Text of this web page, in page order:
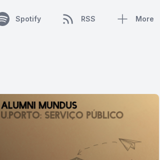
Spotify RSS More